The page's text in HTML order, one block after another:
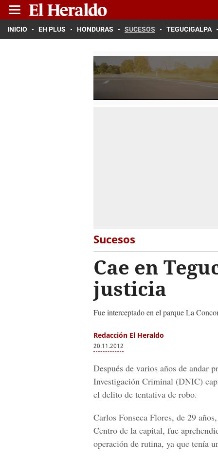
INICIO EH PLUS HONDURAS SUCESOS TEGUCIGALPA
Sucesos
Cae en
justicia
Fue interceptado en el parque La
Redacción El Heraldo
20.11.2012
Después de varios años de andar
Investigación Criminal (DNIC)
el delito de tentativa de robo.
Carlos Fonseca Flores, de 29
Centro de la capital, fue
operación de rutina, ya que tenía